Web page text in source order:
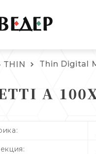
THIN Thin Digital
A